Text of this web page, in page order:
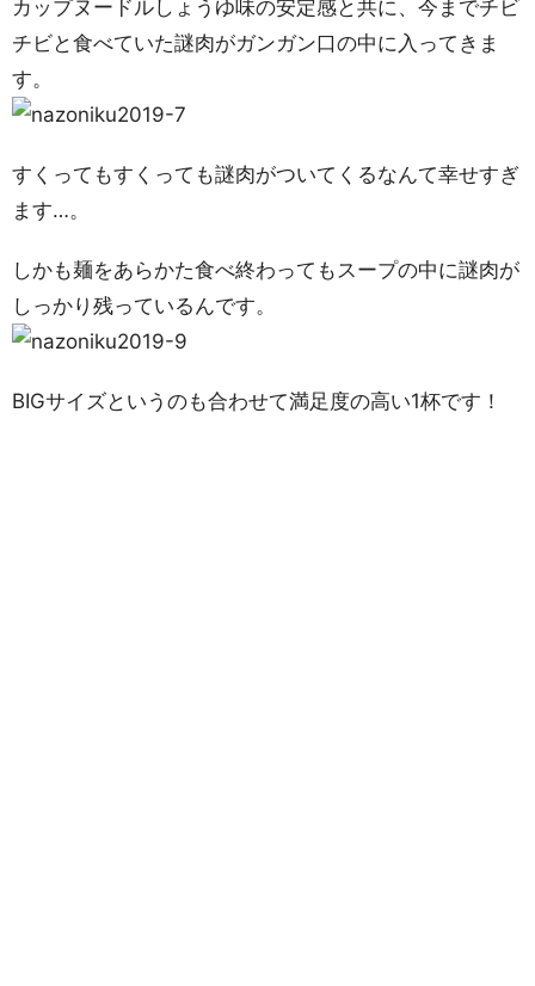
カップヌードルしょうゆ味の安定感と共に、今までチビ
チビと食べていた謎肉がガンガン口の中に入ってきま
す。
すくってもすくっても謎肉がついてくるなんて幸せすぎ
ます…。
しかも麺をあらかた食べ終わってもスープの中に謎肉が
しっかり残っているんです。
BIGサイズというのも合わせて満足度の高い1杯です！